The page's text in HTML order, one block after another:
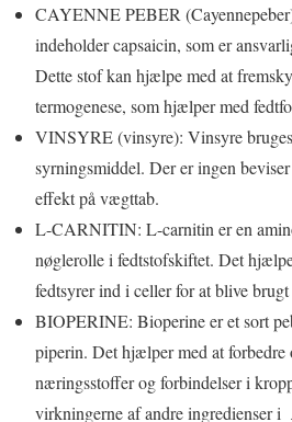
CAYENNE PEBER
indeholder capsaicin, som er
Dette stof kan hjælpe med at
termogenese, som hjælper med
VINSYRE (vinsyre): Vinsyre
syrningsmiddel. Der er ingen
effekt på vægttab.
L-CARNITIN: L-carnitin er en
nøglerolle i fedtstofskiftet. Det
fedtsyrer ind i celler for at blive
BIOPERINE: Bioperine er et sort
piperin. Det hjælper med at forbedre
næringsstoffer og forbindelser i
virkningerne af andre ingredienser i